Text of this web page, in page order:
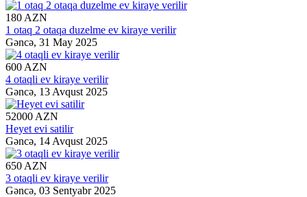
180 AZN
1 otaq 2 otaqa duzelme ev kiraye verilir
Gəncə, 31 May 2025
600 AZN
4 otaqli ev kiraye verilir
Gəncə, 13 Avqust 2025
52000 AZN
Heyet evi satilir
Gəncə, 14 Avqust 2025
650 AZN
3 otaqli ev kiraye verilir
Gəncə, 03 Sentyabr 2025